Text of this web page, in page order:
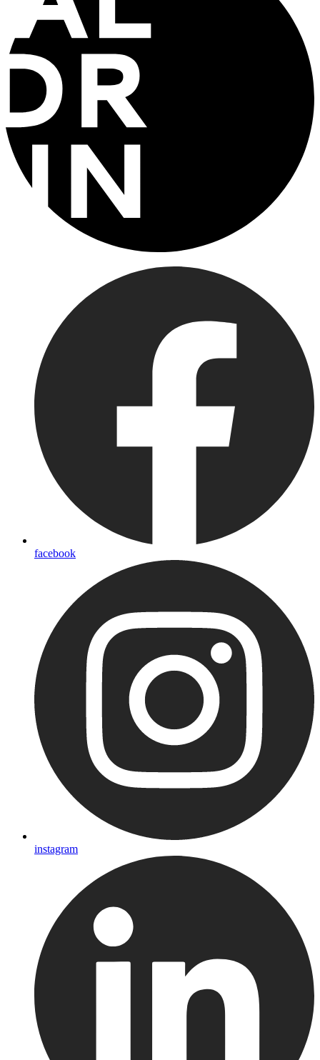
facebook
instagram